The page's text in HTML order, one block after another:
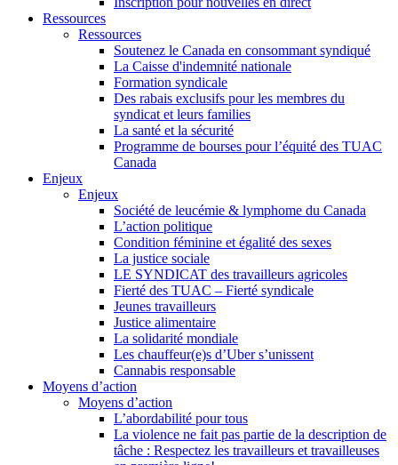
Ressources
Ressources
Soutenez le Canada en consommant syndiqué
La Caisse d'indemnité nationale
Formation syndicale
Des rabais exclusifs pour les membres du
syndicat et leurs families
La santé et la sécurité
Programme de bourses pour l’équité des TUAC
Canada
Enjeux
Enjeux
Société de leucémie & lymphome du Canada
L’action politique
Condition féminine et égalité des sexes
La justice sociale
LE SYNDICAT des travailleurs agricoles
Fierté des TUAC – Fierté syndicale
Jeunes travailleurs
Justice alimentaire
La solidarité mondiale
Les chauffeur(e)s d’Uber s’unissent
Cannabis responsable
Moyens d’action
Moyens d’action
L’abordabilité pour tous
La violence ne fait pas partie de la description de
tâche : Respectez les travailleurs et travailleuses